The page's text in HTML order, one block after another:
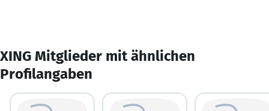
XING Mitglieder mit ähnlichen
Profilangaben